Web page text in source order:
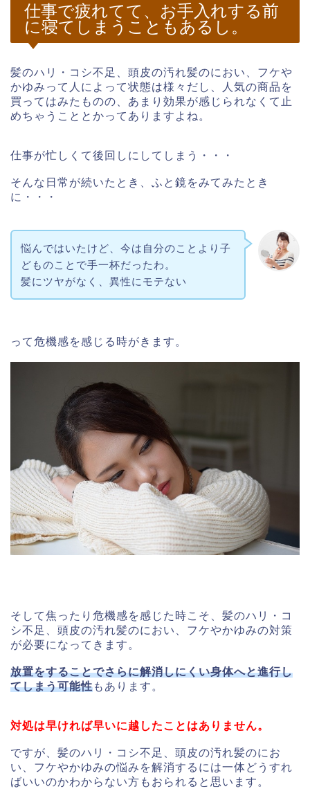
仕事で疲れてて、お手入れする前
に寝てしまうこともあるし。
髪のハリ・コシ不足、頭皮の汚れ髪のにおい、フケや
かゆみって人によって状態は様々だし、人気の商品を
買ってはみたものの、あまり効果が感じられなくて止
めちゃうこととかってありますよね。
仕事が忙しくて後回しにしてしまう・・・
そんな日常が続いたとき、ふと鏡をみてみたとき
に・・・
悩んではいたけど、今は自分のことより子
どものことで手一杯だったわ。
髪にツヤがなく、異性にモテない
って危機感を感じる時がきます。
そして焦ったり危機感を感じた時こそ、髪のハリ・コ
シ不足、頭皮の汚れ髪のにおい、フケやかゆみの対策
が必要になってきます。
放置をすることでさらに解消しにくい身体へと進行し
てしまう可能性もあります。
対処は早ければ早いに越したことはありません。
ですが、髪のハリ・コシ不足、頭皮の汚れ髪のにお
い、フケやかゆみの悩みを解消するには一体どうすれ
ばいいのかわからない方もおられると思います。